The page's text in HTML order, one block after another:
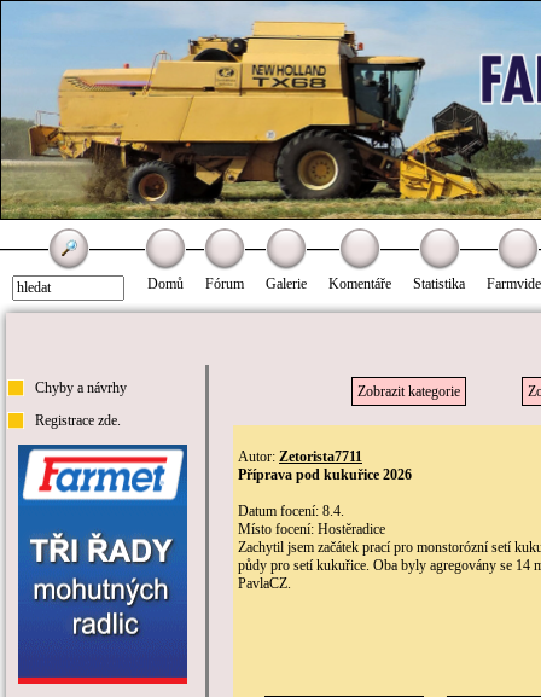
Domů Fórum Galerie Komentáře Statistika
Chyby a návrhy
Registrace zde.
Zobrazit kategorie
Autor: Zetorista7711
Příprava pod kukuřice 2026
Datum focení: 8.4.
Místo focení: Hostěradice
Zachytil jsem začátek prací pro monstorózní setí
půdy pro setí kukuřice. Oba byly agregovány se
PavlaCZ.